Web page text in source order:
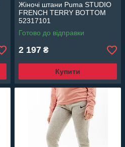
Жіночі штани Puma STUDIO
FRENCH TERRY BOTTOM
52317101
Готово до відправки
2 197 ₴
Купити